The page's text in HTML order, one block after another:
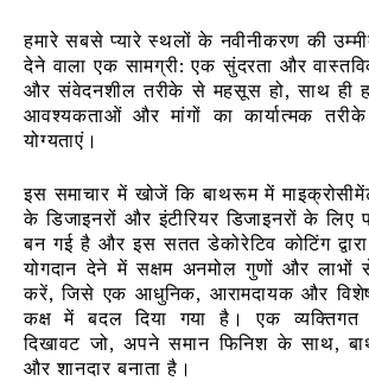
हमारे सबसे प्यारे स्थलों के नवीनीकरण की
देने वाला एक सामग्री: एक सुंदरता और
और संवेदनशील तरीके से महसूस हो, साथ ही
आवश्यकताओं और मांगों का कार्यात्मक
योग्यताएं।
इस समाचार में खोजें कि बाथरूम में
के डिजाइनरों और इंटीरियर डिजाइनरों के लिए
बन गई है और इस सतत डेकोरेटिव कोटिंग
योगदान देने में सक्षम अनमोल गुणों और
करें, जिसे एक आधुनिक, आरामदायक और
कक्ष में बदल दिया गया है। एक
दिखावट जो, अपने समान फिनिश के साथ,
और शानदार बनाता है।